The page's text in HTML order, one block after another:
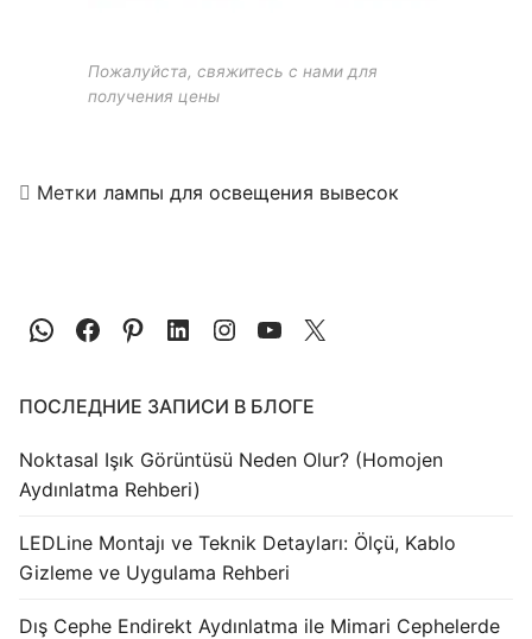
Пожалуйста, свяжитесь с нами для
получения цены
Метки лампы для освещения вывесок
ПОСЛЕДНИЕ ЗАПИСИ В БЛОГЕ
Noktasal Işık Görüntüsü Neden Olur? (Homojen
Aydınlatma Rehberi)
LEDLine Montajı ve Teknik Detayları: Ölçü, Kablo
Gizleme ve Uygulama Rehberi
Dış Cephe Endirekt Aydınlatma ile Mimari Cephelerde